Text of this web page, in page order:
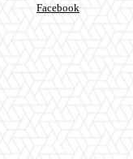
Facebook